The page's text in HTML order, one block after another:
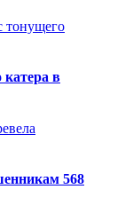
в
568